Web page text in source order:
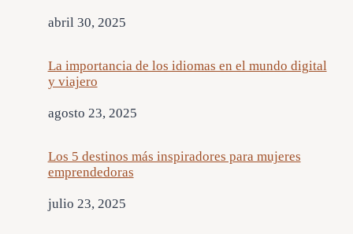
Fecha
abril 30, 2025
La importancia de los idiomas en el mundo digital
y viajero
Fecha
agosto 23, 2025
Los 5 destinos más inspiradores para mujeres
emprendedoras
Fecha
julio 23, 2025